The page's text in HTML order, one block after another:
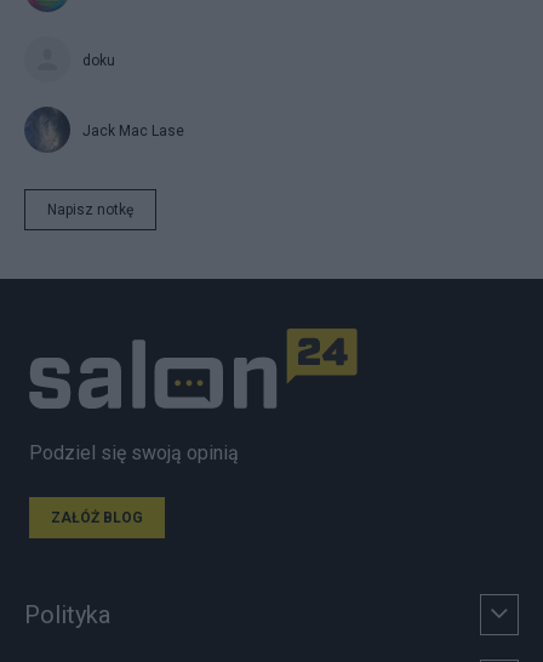
doku
Jack Mac Lase
Napisz notkę
Podziel się swoją opinią
ZAŁÓŻ BLOG
Polityka